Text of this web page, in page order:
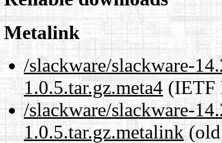
Metalink
/slackware/slackware-
1.0.5.tar.gz.meta4(IETF
/slackware/slackware-
1.0.5.tar.gz.metalink(old